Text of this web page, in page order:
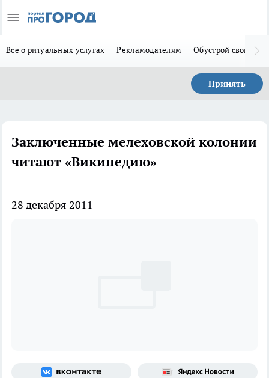
Всё о ритуальных услугах Рекламодателям Обустрой свой дом
Принять
Заключенные мелеховской колонии
читают «Википедию»
28 декабря 2011